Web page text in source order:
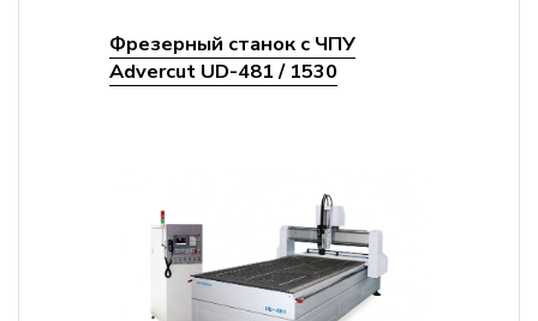
Фрезерный станок с ЧПУ
Advercut UD-481 / 1530